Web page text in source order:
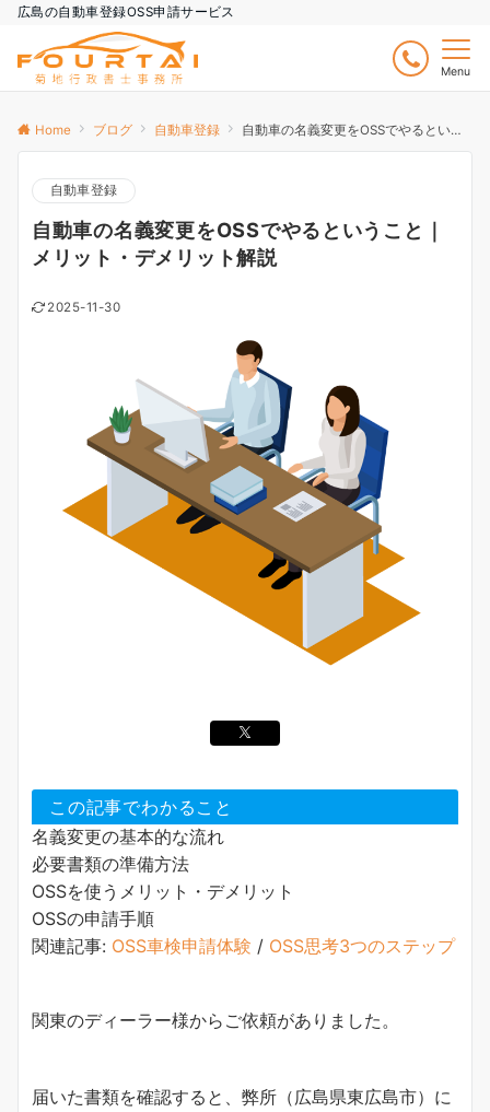
広島の自動車登録OSS申請サービス
Menu
Home ブログ 自動車登録 自動車の名義変更をOSSでやるということ｜メリット・デメリット解説
自動車登録
自動車の名義変更をOSSでやるということ｜
メリット・デメリット解説
2025-11-30
この記事でわかること
名義変更の基本的な流れ
必要書類の準備方法
OSSを使うメリット・デメリット
OSSの申請手順
関連記事: OSS車検申請体験 / OSS思考3つのステップ
関東のディーラー様からご依頼がありました。
届いた書類を確認すると、弊所（広島県東広島市）に